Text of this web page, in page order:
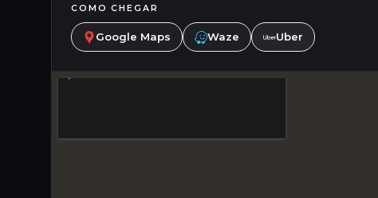
COMO CHEGAR
Google Maps Waze Uber